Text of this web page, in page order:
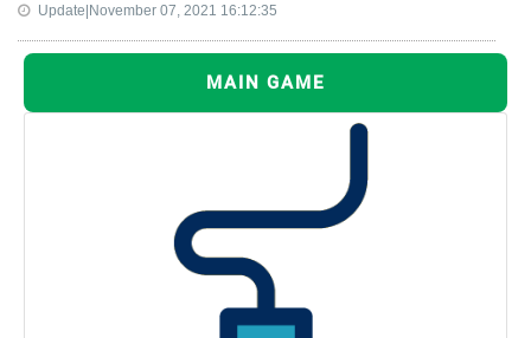
Update|November 07, 2021 16:12:35
MAIN GAME